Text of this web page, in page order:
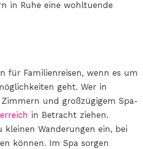
in Ruhe eine wohltuende
für Familienreisen, wenn es um
geht. Wer in
und großzügigem Spa-
in Betracht ziehen.
Wanderungen ein, bei
können. Im Spa sorgen